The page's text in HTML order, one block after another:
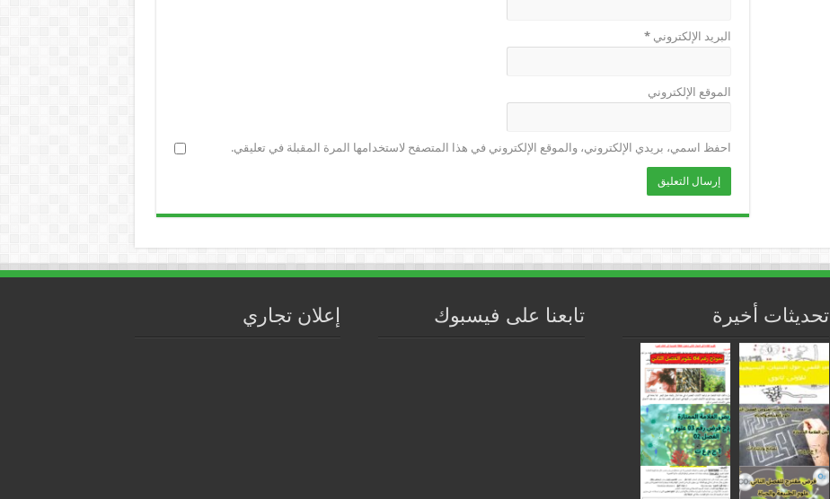
البريد الإلكتروني*
الموقع الإلكتروني
احفظ اسمي، بريدي الإلكتروني، والموقع الإلكتروني في هذا المتصفح لاستخدامها المرة المقبلة في تعليقي.
تحديثات أخيرة تابعنا على فيسبوك إعلان تجاري